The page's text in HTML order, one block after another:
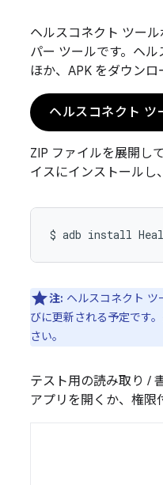
ヘルスコネクト ツー
パー ツールです。ヘ
ほか、APK をダウンロ
ヘルスコネクト ツ
ZIP ファイルを展開し
イスにインストールし
$ adb install
注: ヘルスコネクト ツ
びに更新される予定です
さい。
テスト用の読み取り /
アプリを開くか、権限